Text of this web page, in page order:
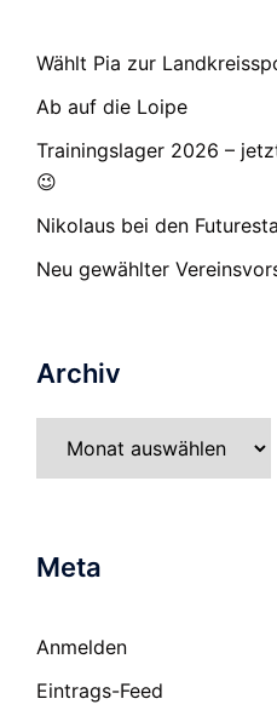
Wählt Pia zur
Ab auf die Loipe
Trainingslager 2026 –
😉
Nikolaus bei den
Neu gewählter
Archiv
Meta
Anmelden
Eintrags-Feed